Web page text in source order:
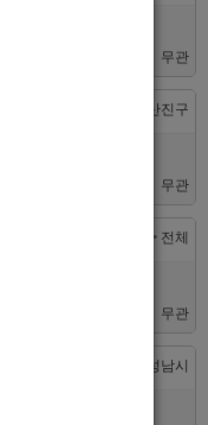
선수 구합니다
무관
부산 > 부산진구
구합니다
무관
대전 > 전체
를 모집합니다
무관
경기 > 성남시
모십니다.